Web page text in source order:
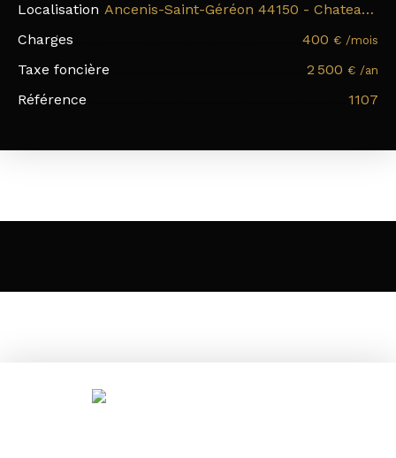
Localisation
Ancenis-Saint-Géréon 44150 - Chateau de Vair
Charges
400 € /mois
Taxe foncière 2 500 € /an
Référence 1107